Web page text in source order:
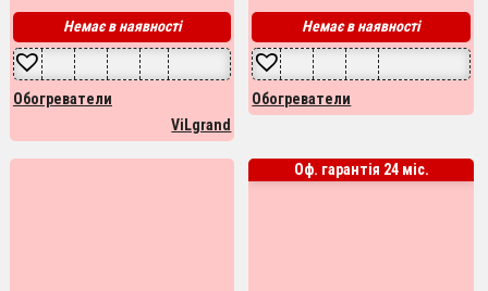
Немає в наявності
Обогреватели
ViLgrand
Немає в наявності
Обогреватели
Оф. гарантія 24 міс.